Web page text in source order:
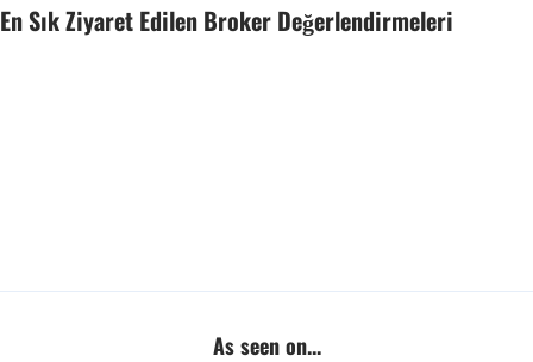
En Sık Ziyaret Edilen Broker Değerlendirmeleri
As seen on...